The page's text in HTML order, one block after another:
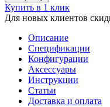
Купить в 1 клик
Для новых клиентов
Описание
Спецификации
Конфигурации
Аксессуары
Инструкции
Статьи
Доставка и оплата